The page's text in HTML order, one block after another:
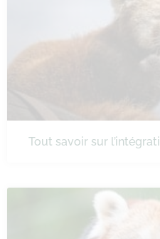
Tout savoir sur